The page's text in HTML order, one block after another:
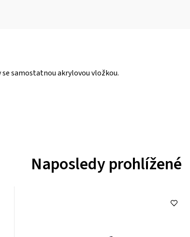
se samostatnou akrylovou vložkou.
Naposledy prohlížené